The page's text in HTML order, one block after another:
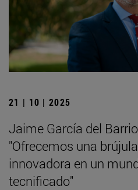
21 | 10 | 2025
Jaime García del
"Ofrecemos una
innovadora en un
tecnificado"